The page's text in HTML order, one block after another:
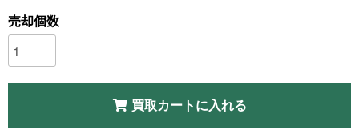
売却個数
買取カートに入れる